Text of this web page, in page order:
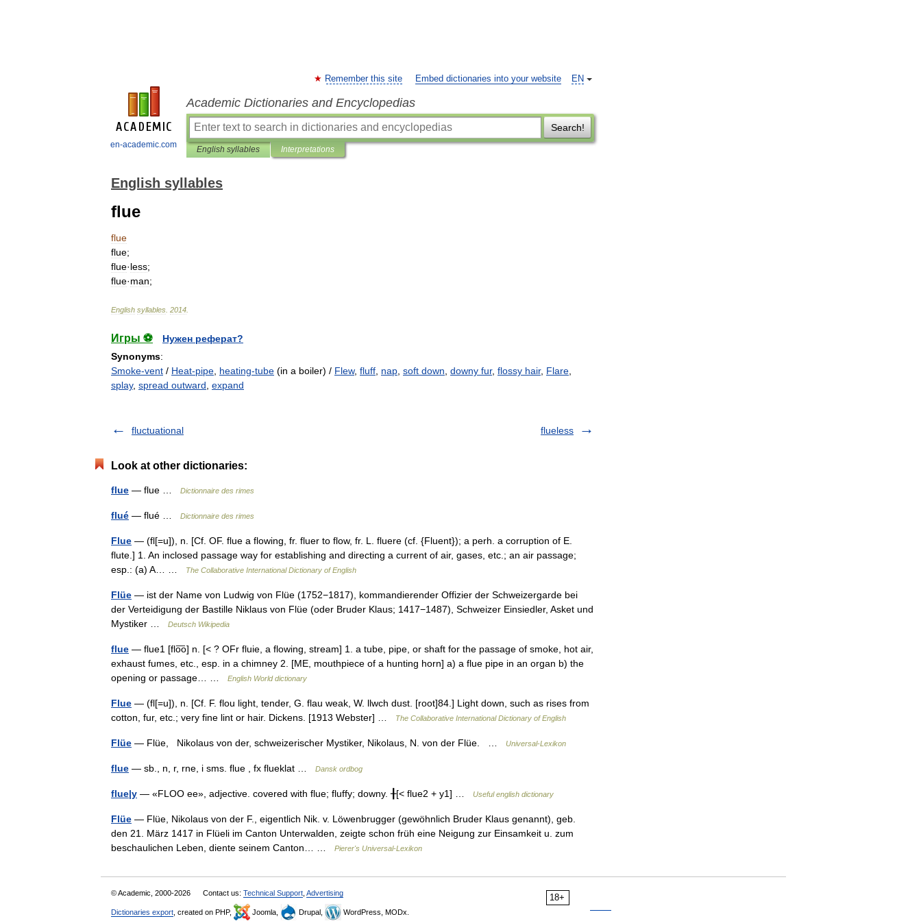
en-academic.com
EN
Remember this site Embed dictionaries into your website
Academic Dictionaries and Encyclopedias
Search!
English syllables Interpretations
English syllables
flue
flue
flue;
flue·less;
flue·man;
English syllables 2014
Игры ⚽
Нужен реферат?
Synonyms:
Smoke-vent / Heat-pipe heating-tube (in a boiler) / Flew, fluff nap soft down downy fur, flossy hair, Flare
splay, spread outward expand
fluctuational flueless
Look at other dictionaries:
flue — flue … Dictionnaire des rimes
flué — flué … Dictionnaire des rimes
Flue — (fl[=u]), n. [Cf. OF. flue a flowing, fr. fluer to flow, fr. L. fluere (cf. {Fluent}); a perh. a corruption of E.
flute.] 1. An inclosed passage way for establishing and directing a current of air, gases, etc.; an air passage;
esp.: (a) A… …
The Collaborative International Dictionary of English
Flüe — ist der Name von Ludwig von Flüe (1752−1817), kommandierender Offizier der Schweizergarde bei
der Verteidigung der Bastille Niklaus von Flüe (oder Bruder Klaus; 1417−1487), Schweizer Einsiedler, Asket und
Mystiker …
Deutsch Wikipedia
flue — flue1 [flo͞o] n. [< ? OFr fluie, a flowing, stream] 1. a tube, pipe, or shaft for the passage of smoke, hot air,
exhaust fumes, etc., esp. in a chimney 2. [ME, mouthpiece of a hunting horn] a) a flue pipe in an organ b) the
opening or passage… …
English World dictionary
Flue — (fl[=u]), n. [Cf. F. flou light, tender, G. flau weak, W. llwch dust. [root]84.] Light down, such as rises from
cotton, fur, etc.; very fine lint or hair. Dickens. [1913 Webster] …
The Collaborative International Dictionary of English
Flüe — Flüe, Nikolaus von der, schweizerischer Mystiker, Nikolaus, N. von der Flüe. … Universal-Lexikon
flue — sb., n, r, rne, i sms. flue , fx flueklat … Dansk ordbog
flue|y — «FLOO ee», adjective. covered with flue; fluffy; downy. ╂[< flue2 + y1] … Useful english dictionary
Flüe — Flüe, Nikolaus von der F., eigentlich Nik. v. Löwenbrugger (gewöhnlich Bruder Klaus genannt), geb.
den 21. März 1417 in Flüeli im Canton Unterwalden, zeigte schon früh eine Neigung zur Einsamkeit u. zum
beschaulichen Leben, diente seinem Canton… …
Pierer's Universal-Lexikon
18+
© Academic, 2000-2026 Contact us: Technical Support Advertising
Dictionaries export , created on PHP, Joomla, Drupal, WordPress, MODx.